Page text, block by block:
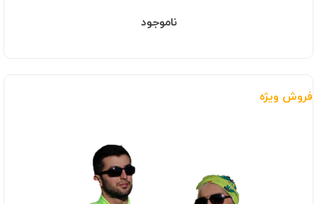
ناموجود
فروش ویژه